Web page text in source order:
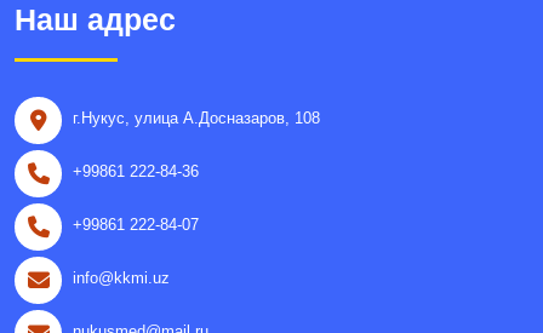
Наш адрес
г.Нукус, улица A.Досназаров, 108
+99861 222-84-36
+99861 222-84-07
info@kkmi.uz